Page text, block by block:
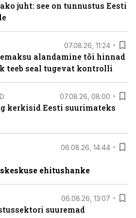
juht: see on tunnustus Eesti
07.08.26, 11:24
alandamine tõi hinnad
teeb seal tugevat kontrolli
07.08.26, 08:00
kerkisid Eesti suurimateks
06.08.26, 14:44
ehitushanke
06.08.26, 13:07
suuremad